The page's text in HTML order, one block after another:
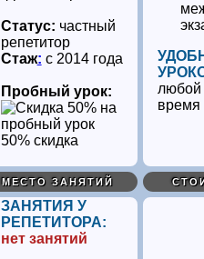
Статус: частный
репетитор
Стаж: с 2014 года
Пробный урок:
50% скидка
любой
время
МЕСТО ЗАНЯТИЙ
ЗАНЯТИЯ У
РЕПЕТИТОРА:
нет занятий